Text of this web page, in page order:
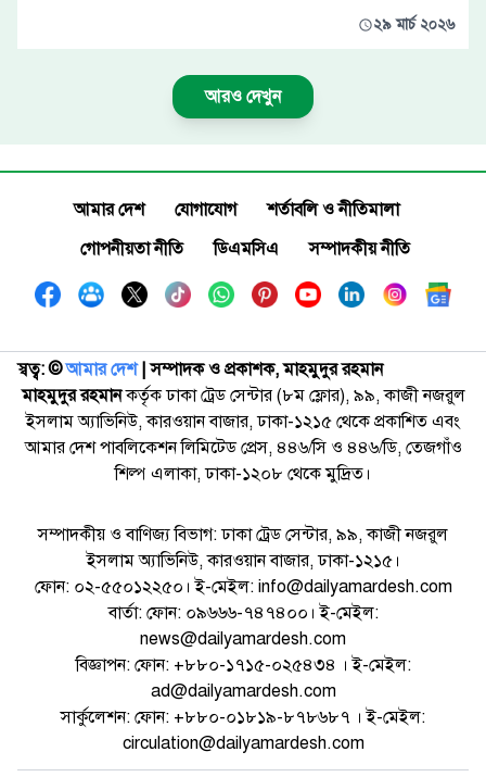
২৯ মার্চ ২০২৬
আরও দেখুন
আমার দেশ যোগাযোগ
শর্তাবলি ও নীতিমালা
গোপনীয়তা নীতি
ডিএমসিএ সম্পাদকীয় নীতি
স্বত্ব: ©️আমার দেশ| সম্পাদক ও প্রকাশক, মাহমুদুর রহমান
মাহমুদুর রহমানকর্তৃক ঢাকা ট্রেড সেন্টার (৮ম ফ্লোর), ৯৯, কাজী নজরুল
ইসলাম অ্যাভিনিউ, কারওয়ান বাজার, ঢাকা-১২১৫ থেকে প্রকাশিত এবং
আমার দেশ পাবলিকেশন লিমিটেড প্রেস, ৪৪৬/সি ও ৪৪৬/ডি, তেজগাঁও
শিল্প এলাকা, ঢাকা-১২০৮ থেকে মুদ্রিত।
সম্পাদকীয় ও বাণিজ্য বিভাগ: ঢাকা ট্রেড সেন্টার, ৯৯, কাজী নজরুল
ইসলাম অ্যাভিনিউ, কারওয়ান বাজার, ঢাকা-১২১৫।
ফোন: ০২-৫৫০১২২৫০। ই-মেইল: info@dailyamardesh.com
বার্তা: ফোন: ০৯৬৬৬-৭৪৭৪০০। ই-মেইল:
news@dailyamardesh.com
বিজ্ঞাপন: ফোন: +৮৮০-১৭১৫-০২৫৪৩৪ । ই-মেইল:
ad@dailyamardesh.com
সার্কুলেশন: ফোন: +৮৮০-০১৮১৯-৮৭৮৬৮৭ । ই-মেইল:
circulation@dailyamardesh.com